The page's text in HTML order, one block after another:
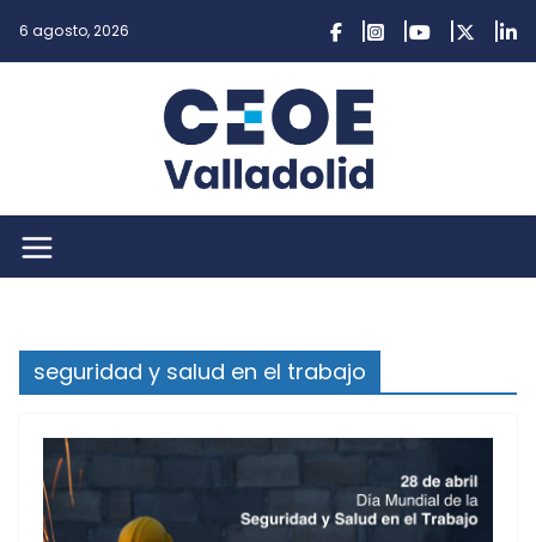
6 agosto, 2026
seguridad y salud en el trabajo